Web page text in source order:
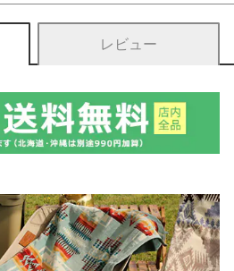
レビュー